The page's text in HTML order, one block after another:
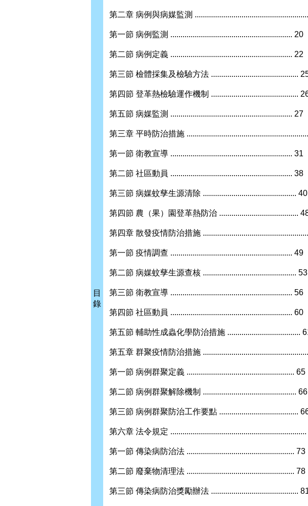
目
錄
第二章 病例與病媒監測
第一節 病例監測 ............................................................ 20
第二節 病例定義 ............................................................ 22
第三節 檢體採集及檢驗方法 ...........................................
第四節 登革熱檢驗運作機制 ...........................................
第五節 病媒監測 ............................................................ 27
第三章 平時防治措施
第一節 衛教宣導 ............................................................ 31
第二節 社區動員 ............................................................ 38
第三節 病媒蚊孳生源清除 .............................................. 40
第四節 農（果）園登革熱防治 .......................................
第四章 散發疫情防治措施
第一節 疫情調查 ............................................................ 49
第二節 病媒蚊孳生源查核 .............................................. 53
第三節 衛教宣導 ............................................................ 56
第四節 社區動員 ............................................................ 60
第五節 輔助性成蟲化學防治措施 ....................................
第五章 群聚疫情防治措施
第一節 病例群聚定義 ..................................................... 65
第二節 病例群聚解除機制 .............................................. 66
第三節 病例群聚防治工作要點 .......................................
第六章 法令規定
第一節 傳染病防治法 ..................................................... 73
第二節 廢棄物清理法 ..................................................... 78
第三節 傳染病防治獎勵辦法 ...........................................